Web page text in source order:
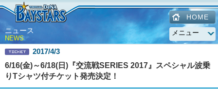
HOME
ニュース
NEWS
2017/4/3
6/16(金)～6/18(日)『交流戦SERIES 2017』スペシャル波乗
りTシャツ付チケット発売決定！